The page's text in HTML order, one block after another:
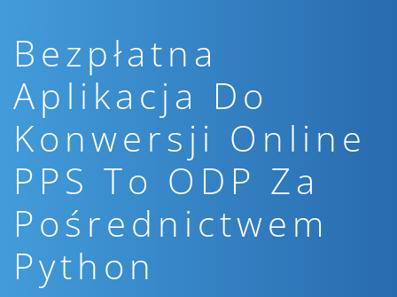
Bezpłatna
Aplikacja Do
Konwersji Online
PPS To ODP Za
Pośrednictwem
Python